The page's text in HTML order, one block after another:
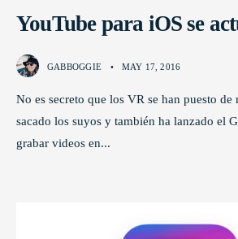
YouTube para iOS se
GABBOGGIE • MAY 17, 2016
No es secreto que los VR se han puesto de
sacado los suyos y también ha lanzado el
grabar videos en...